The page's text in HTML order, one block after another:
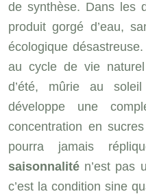
de synthèse. Dans les
produit gorgé d’eau,
écologique
au cycle de vie
d’été, mûrie au
développe une
concentration en
pourra jamais
saisonnalité n’est pas
c’est la condition sine